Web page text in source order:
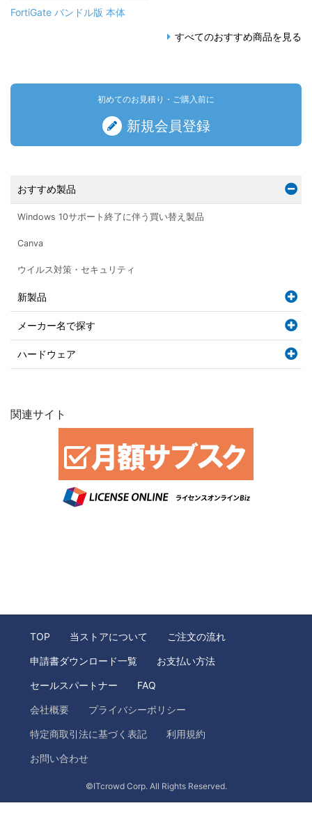
FortiGate バンドル版 本体
すべてのおすすめ商品を見る
初めてのお見積り・ご購入前に
新規会員登録
おすすめ製品
Windows 10サポート終了に伴う買い替え製品
Canva
ウイルス対策・セキュリティ
新製品
メーカー名で探す
ハードウェア
関連サイト
TOP 当ストアについて ご注文の流れ
申請書ダウンロード一覧 お支払い方法
セールスパートナー FAQ
会社概要 プライバシーポリシー
特定商取引法に基づく表記 利用規約
お問い合わせ
©ITcrowd Corp. All Rights Reserved.